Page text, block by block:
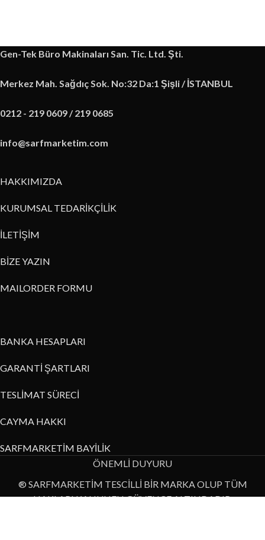
Gen-Tek Büro Makinaları San. Tic. Ltd. Şti.
Merkez Mah. Sağdıç Sok. No:32 Da:1 Şişli / İSTANBUL
0212 - 219 0609 / 219 0685
info@sarfmarketim.com
HAKKIMIZDA
KURUMSAL TEDARİKÇİLİK
İLETİŞİM
BİZE YAZIN
MAILORDER FORMU
BANKA HESAPLARI
GARANTİ ŞARTLARI
TESLİMAT SÜRECİ
CAYMA HAKKI
SARFMARKETİM BAYİLİK
ÖNEMLİ DUYURU
® SARFMARKETİM TESCİLLİ BİR MARKA OLUP TÜM
HAKLARI KANUNEN GÜVENCE ALTINDADIR.